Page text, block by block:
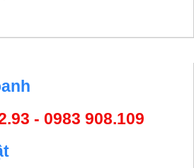
- 0983 908.109